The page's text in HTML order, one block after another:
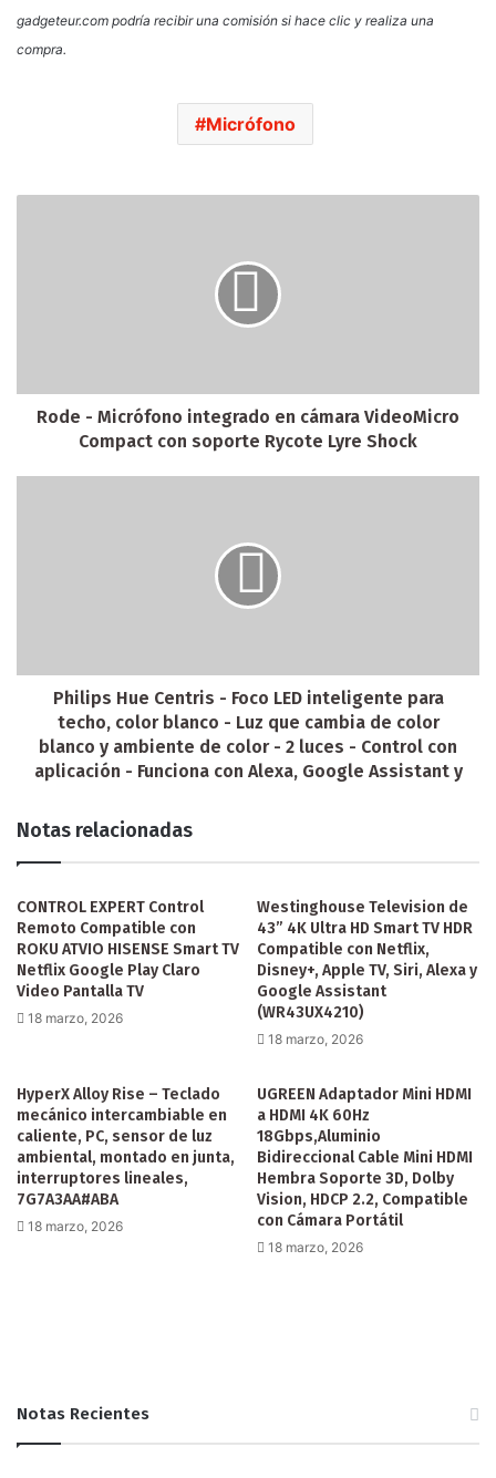
gadgeteur.com podría recibir una comisión si hace clic y realiza una
compra.
Micrófono
Rode - Micrófono integrado en cámara VideoMicro
Compact con soporte Rycote Lyre Shock
Philips Hue Centris - Foco LED inteligente para
techo, color blanco - Luz que cambia de color
blanco y ambiente de color - 2 luces - Control con
aplicación - Funciona con Alexa, Google Assistant y
Notas relacionadas
CONTROL EXPERT Control
Remoto Compatible con
ROKU ATVIO HISENSE Smart TV
Netflix Google Play Claro
Video Pantalla TV
18 marzo, 2026
Westinghouse Television de
43” 4K Ultra HD Smart TV HDR
Compatible con Netflix,
Disney+, Apple TV, Siri, Alexa y
Google Assistant
(WR43UX4210)
18 marzo, 2026
HyperX Alloy Rise – Teclado
mecánico intercambiable en
caliente, PC, sensor de luz
ambiental, montado en junta,
interruptores lineales,
7G7A3AA#ABA
18 marzo, 2026
UGREEN Adaptador Mini HDMI
a HDMI 4K 60Hz
18Gbps,Aluminio
Bidireccional Cable Mini HDMI
Hembra Soporte 3D, Dolby
Vision, HDCP 2.2, Compatible
con Cámara Portátil
18 marzo, 2026
Notas Recientes